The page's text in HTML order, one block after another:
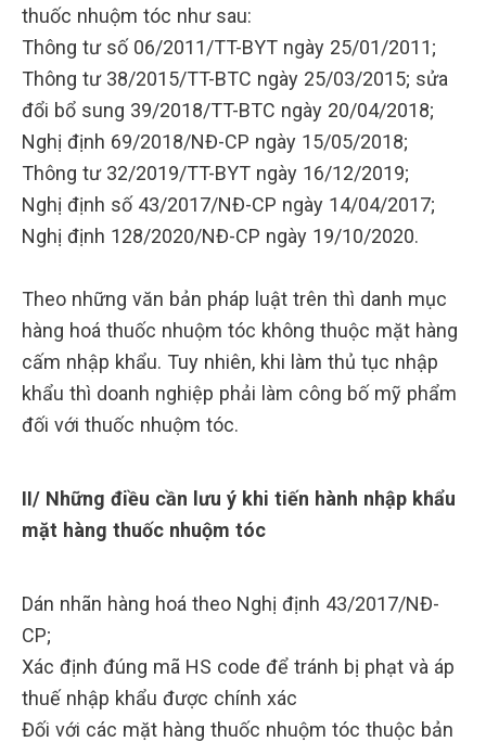
thuốc nhuộm tóc như sau:
Thông tư số 06/2011/TT-BYT ngày 25/01/2011;
Thông tư 38/2015/TT-BTC ngày 25/03/2015; sửa
đổi bổ sung 39/2018/TT-BTC ngày 20/04/2018;
Nghị định 69/2018/NĐ-CP ngày 15/05/2018;
Thông tư 32/2019/TT-BYT ngày 16/12/2019;
Nghị định số 43/2017/NĐ-CP ngày 14/04/2017;
Nghị định 128/2020/NĐ-CP ngày 19/10/2020.
Theo những văn bản pháp luật trên thì danh mục
hàng hoá thuốc nhuộm tóc không thuộc mặt hàng
cấm nhập khẩu. Tuy nhiên, khi làm thủ tục nhập
khẩu thì doanh nghiệp phải làm công bố mỹ phẩm
đối với thuốc nhuộm tóc.
II/ Những điều cần lưu ý khi tiến hành nhập khẩu
mặt hàng thuốc nhuộm tóc
Dán nhãn hàng hoá theo Nghị định 43/2017/NĐ-
CP;
Xác định đúng mã HS code để tránh bị phạt và áp
thuế nhập khẩu được chính xác
Đối với các mặt hàng thuốc nhuộm tóc thuộc bản